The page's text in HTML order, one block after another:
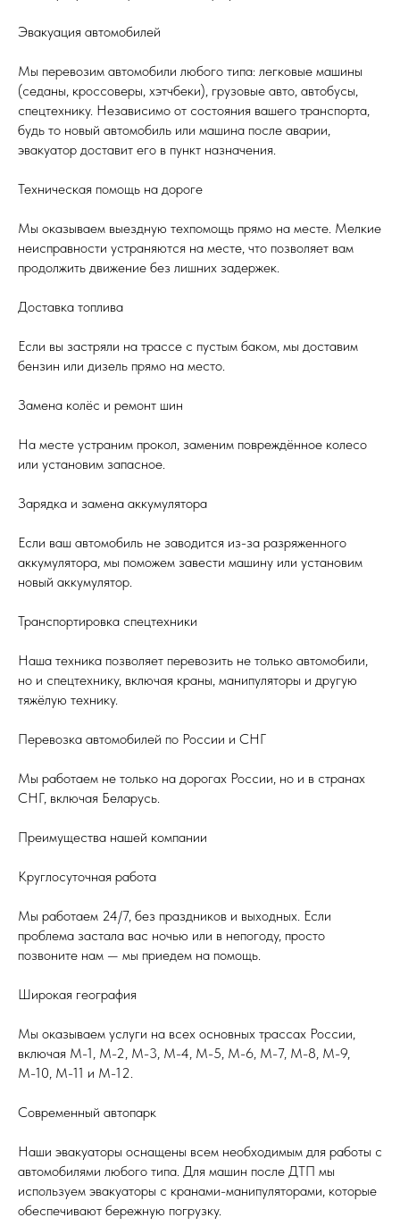
Эвакуация автомобилей
Мы перевозим автомобили любого типа: легковые машины
(седаны, кроссоверы, хэтчбеки), грузовые авто, автобусы,
спецтехнику. Независимо от состояния вашего транспорта,
будь то новый автомобиль или машина после аварии,
эвакуатор доставит его в пункт назначения.
Техническая помощь на дороге
Мы оказываем выездную техпомощь прямо на месте. Мелкие
неисправности устраняются на месте, что позволяет вам
продолжить движение без лишних задержек.
Доставка топлива
Если вы застряли на трассе с пустым баком, мы доставим
бензин или дизель прямо на место.
Замена колёс и ремонт шин
На месте устраним прокол, заменим повреждённое колесо
или установим запасное.
Зарядка и замена аккумулятора
Если ваш автомобиль не заводится из-за разряженного
аккумулятора, мы поможем завести машину или установим
новый аккумулятор.
Транспортировка спецтехники
Наша техника позволяет перевозить не только автомобили,
но и спецтехнику, включая краны, манипуляторы и другую
тяжёлую технику.
Перевозка автомобилей по России и СНГ
Мы работаем не только на дорогах России, но и в странах
СНГ, включая Беларусь.
Преимущества нашей компании
Круглосуточная работа
Мы работаем 24/7, без праздников и выходных. Если
проблема застала вас ночью или в непогоду, просто
позвоните нам — мы приедем на помощь.
Широкая география
Мы оказываем услуги на всех основных трассах России,
включая М-1, М-2, М-3, М-4, М-5, М-6, М-7, М-8, М-9,
М-10, М-11 и М-12.
Современный автопарк
Наши эвакуаторы оснащены всем необходимым для работы с
автомобилями любого типа. Для машин после ДТП мы
используем эвакуаторы с кранами-манипуляторами, которые
обеспечивают бережную погрузку.